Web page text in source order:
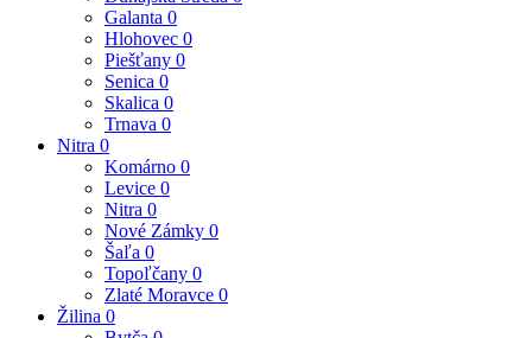
Galanta 0
Hlohovec 0
Piešťany 0
Senica 0
Skalica 0
Trnava 0
Nitra 0
Komárno 0
Levice 0
Nitra 0
Nové Zámky 0
Šaľa 0
Topoľčany 0
Zlaté Moravce 0
Žilina 0